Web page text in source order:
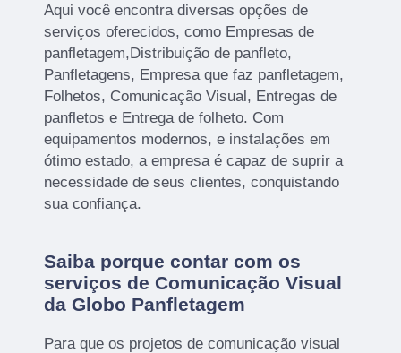
Aqui você encontra diversas opções de
serviços oferecidos, como Empresas de
panfletagem,Distribuição de panfleto,
Panfletagens, Empresa que faz panfletagem,
Folhetos, Comunicação Visual, Entregas de
panfletos e Entrega de folheto. Com
equipamentos modernos, e instalações em
ótimo estado, a empresa é capaz de suprir a
necessidade de seus clientes, conquistando
sua confiança.
Saiba porque contar com os
serviços de Comunicação Visual
da Globo Panfletagem
Para que os projetos de comunicação visual